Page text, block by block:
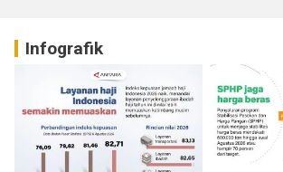
Infografik